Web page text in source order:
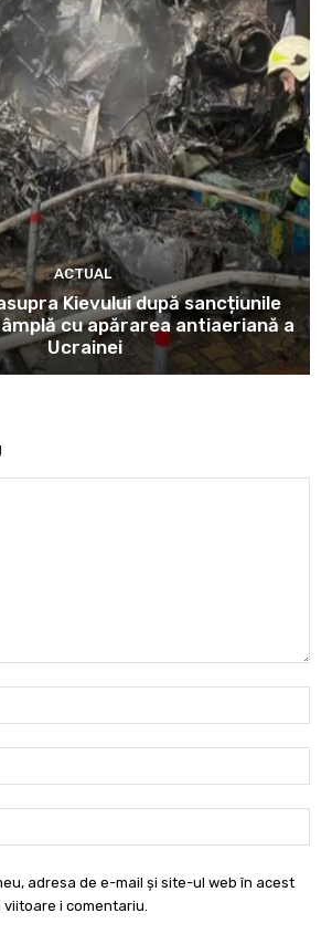
ACTUAL
Kievului după sancțiunile
cu apărarea antiaeriană a
Ucrainei
adresa de e-mail și site-ul web în acest
i comentariu.